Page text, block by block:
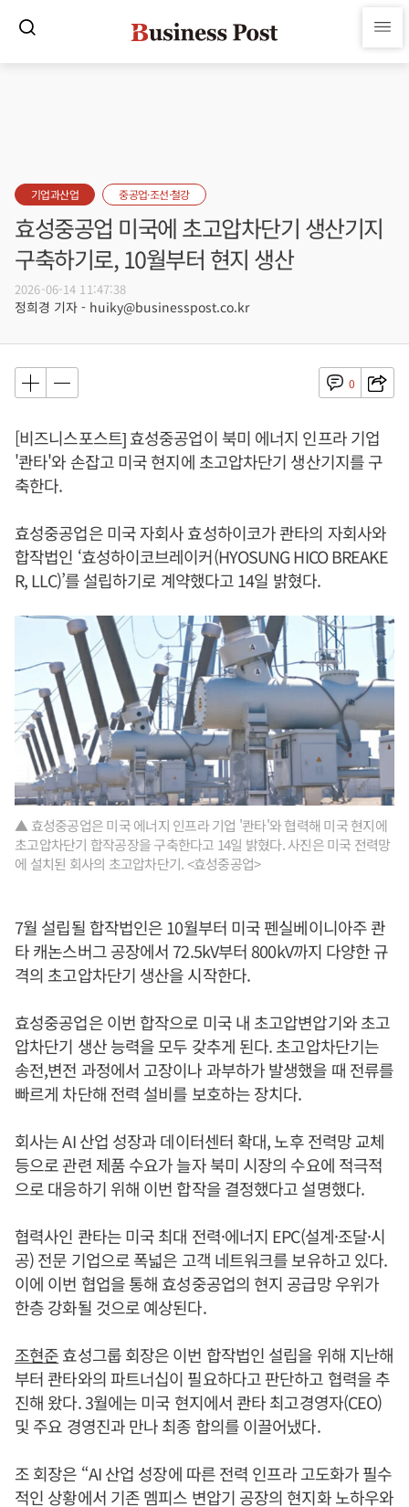
기업과산업 중공업·조선·철강
효성중공업 미국에 초고압차단기 생산기지
구축하기로, 10월부터 현지 생산
2026-06-14 11:47:38
정희경 기자 - huiky@businesspost.co.kr
0
[비즈니스포스트] 효성중공업이 북미 에너지 인프라 기업
'콴타'와 손잡고 미국 현지에 초고압차단기 생산기지를 구
축한다.
효성중공업은 미국 자회사 효성하이코가 콴타의 자회사와
합작법인 ‘효성하이코브레이커(HYOSUNG HICO BREAKE
R, LLC)’를 설립하기로 계약했다고 14일 밝혔다.
▲ 효성중공업은 미국 에너지 인프라 기업 '콴타'와 협력해 미국 현지에
초고압차단기 합작공장을 구축한다고 14일 밝혔다. 사진은 미국 전력망
에 설치된 회사의 초고압차단기. <효성중공업>
7월 설립될 합작법인은 10월부터 미국 펜실베이니아주 콴
타 캐논스버그 공장에서 72.5kV부터 800kV까지 다양한 규
격의 초고압차단기 생산을 시작한다.
효성중공업은 이번 합작으로 미국 내 초고압변압기와 초고
압차단기 생산 능력을 모두 갖추게 된다. 초고압차단기는
송전,변전 과정에서 고장이나 과부하가 발생했을 때 전류를
빠르게 차단해 전력 설비를 보호하는 장치다.
회사는 AI 산업 성장과 데이터센터 확대, 노후 전력망 교체
등으로 관련 제품 수요가 늘자 북미 시장의 수요에 적극적
으로 대응하기 위해 이번 합작을 결정했다고 설명했다.
협력사인 콴타는 미국 최대 전력·에너지 EPC(설계·조달·시
공) 전문 기업으로 폭넓은 고객 네트워크를 보유하고 있다.
이에 이번 협업을 통해 효성중공업의 현지 공급망 우위가
한층 강화될 것으로 예상된다.
조현준효성그룹 회장은 이번 합작법인 설립을 위해 지난해
부터 콴타와의 파트너십이 필요하다고 판단하고 협력을 추
진해 왔다. 3월에는 미국 현지에서 콴타 최고경영자(CEO)
및 주요 경영진과 만나 최종 합의를 이끌어냈다.
조 회장은 “AI 산업 성장에 따른 전력 인프라 고도화가 필수
적인 상황에서 기존 멤피스 변압기 공장의 현지화 노하우와